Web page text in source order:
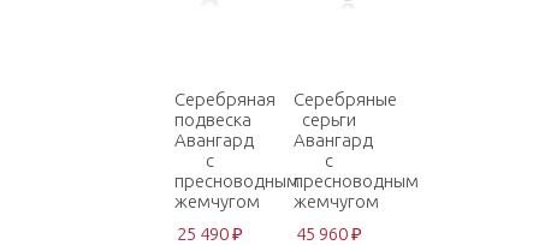
Серебряная
подвеска
Авангард
с
пресноводным
жемчугом
25 490 ₽
Серебряные
серьги
Авангард
с
пресноводным
жемчугом
45 960 ₽